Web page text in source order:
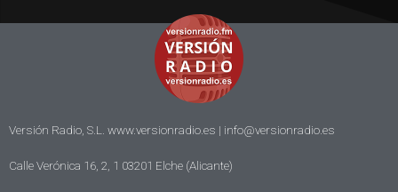
Versión Radio, S.L. www.versionradio.es | info@versionradio.es
Calle Verónica 16, 2, 1 03201 Elche (Alicante)